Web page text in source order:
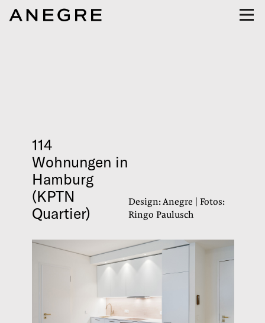
114
Wohnungen in
Hamburg
(KPTN
Quartier)
Design: Anegre | Fotos:
Ringo Paulusch